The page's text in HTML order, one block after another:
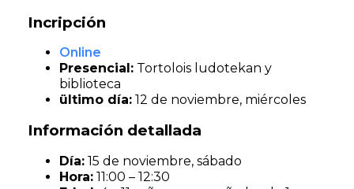
Incripción
Online
Presencial: Tortolois ludotekan y
biblioteca
ültimo día: 12 de noviembre, miércoles
Información detallada
Día: 15 de noviembre, sábado
Hora: 11:00 – 12:30